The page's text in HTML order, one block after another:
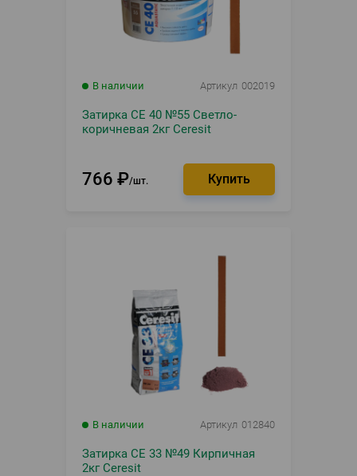
В наличии Артикул 002019
Затирка CE 40 №55 Светло-
коричневая 2кг Ceresit
766 ₽ шт.
В наличии Артикул 012840
Затирка CE 33 №49 Кирпичная
2кг Ceresit